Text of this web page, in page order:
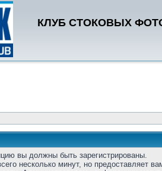
КЛУБ СТОКОВЫХ
вы должны быть зарегистрированы.
несколько минут, но предоставляет